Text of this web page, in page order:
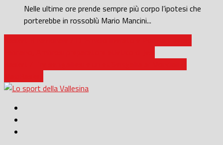
Nelle ultime ore prende sempre più corpo l’ipotesi che
porterebbe in rossoblù Mario Mancini...